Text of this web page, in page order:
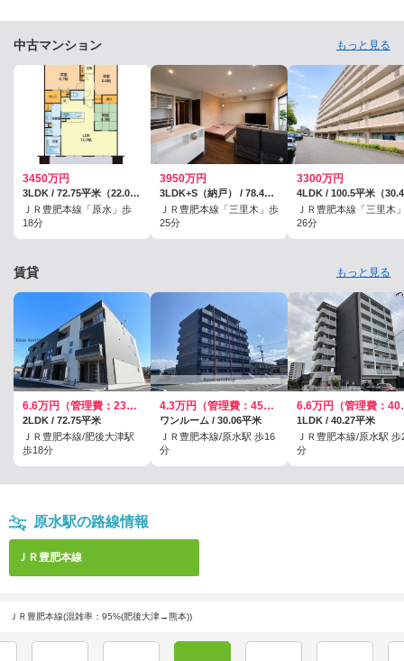
中古マンション もっと見る
3450万円
3LDK / 72.75平米（22.00坪）（壁芯）
ＪＲ豊肥本線「原水」歩
18分
3950万円
3LDK+S（納戸） / 78.41平米（壁芯）
ＪＲ豊肥本線「三里木」歩
25分
3300万円
ＪＲ豊肥本線「三里木
26分
賃貸 もっと見る
6.6万円（管理費：2300円）
2LDK / 72.75平米
ＪＲ豊肥本線/肥後大津駅
歩18分
4.3万円（管理費：4500円）
ワンルーム / 30.06平米
ＪＲ豊肥本線/原水駅 歩16
分
6.6
1LDK / 40.27平米
ＪＲ豊肥本線/原水駅 歩
分
原水駅の路線情報
ＪＲ豊肥本線
ＪＲ豊肥本線(混雑率：95%(肥後大津→熊本))